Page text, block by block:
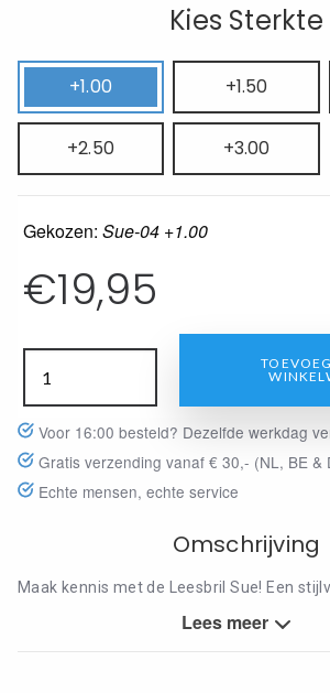
Kies Sterkte
+1.00 +1.50
+2.50 +3.00
Gekozen: Sue-04 +1.00
€19,95
Voor 16:00 besteld? Dezelfde werkdag
Gratis verzending vanaf € 30,- (NL, BE &
Echte mensen, echte service
Omschrijving
Maak kennis met de Leesbril Sue! Een
moderne vrouw, maar we sluiten hem niet
Lees meer